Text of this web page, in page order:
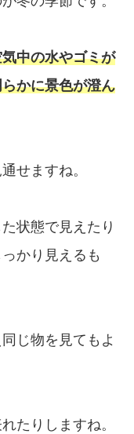
中の水やゴミが
かに景色が澄ん
せますね。
状態で見えたり
かり見えるも
じ物を見てもよ
たりしますね。